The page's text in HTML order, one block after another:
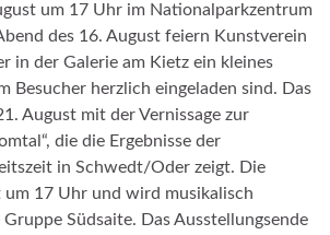
um 17 Uhr im Nationalparkzentrum
des 16. August feiern Kunstverein
in der Galerie am Kietz ein kleines
Besucher herzlich eingeladen sind. Das
August mit der Vernissage zur
die die Ergebnisse der
in Schwedt/Oder zeigt. Die
um 17 Uhr und wird musikalisch
Südsaite. Das Ausstellungsende